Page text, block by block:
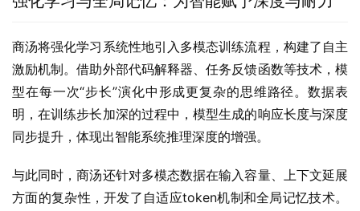
商汤将强化学习系统性地引入多模态训练流程，构建了自主
激励机制。借助外部代码解释器、任务反馈函数等技术，模
型在每一次“步长”演化中形成更复杂的思维路径。数据表
明，在训练步长加深的过程中，模型生成的响应长度与深度
同步提升，体现出智能系统推理深度的增强。
与此同时，商汤还针对多模态数据在输入容量、上下文延展
方面的复杂性，开发了自适应token机制和全局记忆技术。